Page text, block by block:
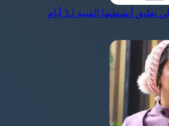
أنشطتها الفنية لـ3 أيام